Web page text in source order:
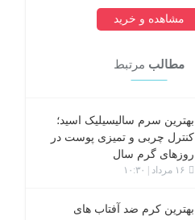
مشاهده و خرید
مطالب مرتبط
بهترین سرم سالیسیلیک اسید؛
کنترل چربی و تمیزی پوست در
روزهای گرم سال
۱۶ مرداد | ۱۰:۳۰
بهترین کرم ضد آفتاب های